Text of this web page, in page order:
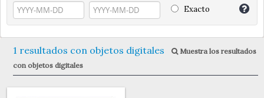
Exacto
1 resultados con objetos digitales
Muestra los resultados
con objetos digitales